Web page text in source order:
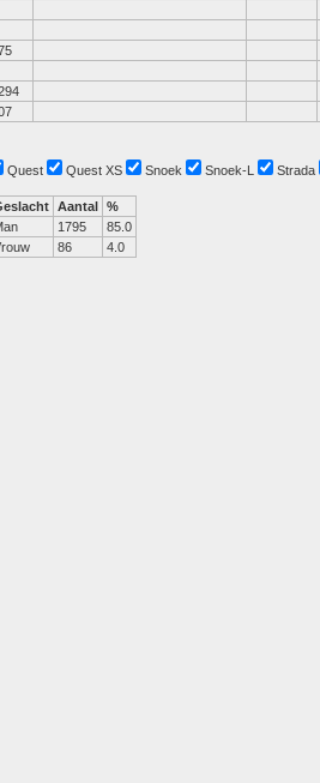
Quest Quest XS Snoek Snoek-L Strada
Aantal %
1795
85.0
86 4.0